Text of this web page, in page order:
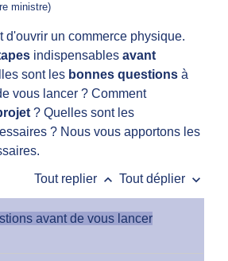
ministre)
d'ouvrir un commerce physique.
indispensables avant
sont les bonnes questions à
vous lancer ? Comment
? Quelles sont les
? Nous vous apportons les
Tout replier keyboard_arrow_up Tout déplier keyboard_arrow_down
avant de vous lancer